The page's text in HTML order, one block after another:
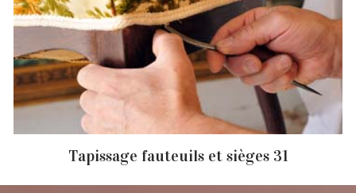
Tapissage fauteuils et sièges 31